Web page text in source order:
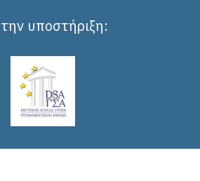
υποστήριξη: